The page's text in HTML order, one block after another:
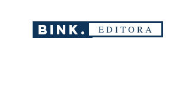
BINK. E D I T O R A